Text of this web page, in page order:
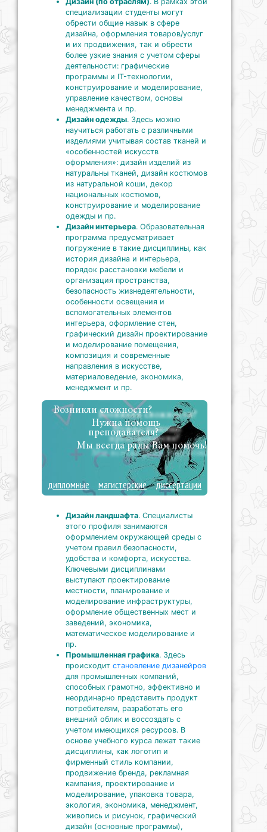
специализации студенты могут
обрести общие навык в сфере
дизайна, оформления товаров/услуг
и их продвижения, так и обрести
более узкие знания с учетом сферы
деятельности: графические
программы и IT-технологии,
конструирование и моделирование,
управление качеством, основы
менеджмента и пр.
Дизайн одежды. Здесь можно
научиться работать с различными
изделиями учитывая состав тканей и
«особенностей искусств
оформления»: дизайн изделий из
натуральны тканей, дизайн костюмов
из натуральной коши, декор
национальных костюмов,
конструирование и моделирование
одежды и пр.
Дизайн интерьера. Образовательная
программа предусматривает
погружение в такие дисциплины, как
история дизайна и интерьера,
порядок расстановки мебели и
организация пространства,
безопасность жизнедеятельности,
особенности освещения и
вспомогательных элементов
интерьера, оформление стен,
графический дизайн проектирование
и моделирование помещения,
композиция и современные
направления в искусстве,
материаловедение, экономика,
менеджмент и пр.
Возникли сложности?
Нужна помощь
преподавателя?
Мы всегда рады Вам помочь!
дипломные магистерские диссертации
Дизайн ландшафта. Специалисты
этого профиля занимаются
оформлением окружающей среды с
учетом правил безопасности,
удобства и комфорта, искусства.
Ключевыми дисциплинами
выступают проектирование
местности, планирование и
моделирование инфраструктуры,
оформление общественных мест и
заведений, экономика,
математическое моделирование и
пр.
Промышленная графика. Здесь
происходит становление дизанейров
для промышленных компаний,
способных грамотно, эффективно и
неординарно представить продукт
потребителям, разработать его
внешний облик и воссоздать с
учетом имеющихся ресурсов. В
основе учебного курса лежат такие
дисциплины, как логотип и
фирменный стиль компании,
продвижение бренда, рекламная
кампания, проектирование и
моделирование, упаковка товара,
экология, экономика, менеджмент,
живопись и рисунок, графический
дизайн (основные программы),